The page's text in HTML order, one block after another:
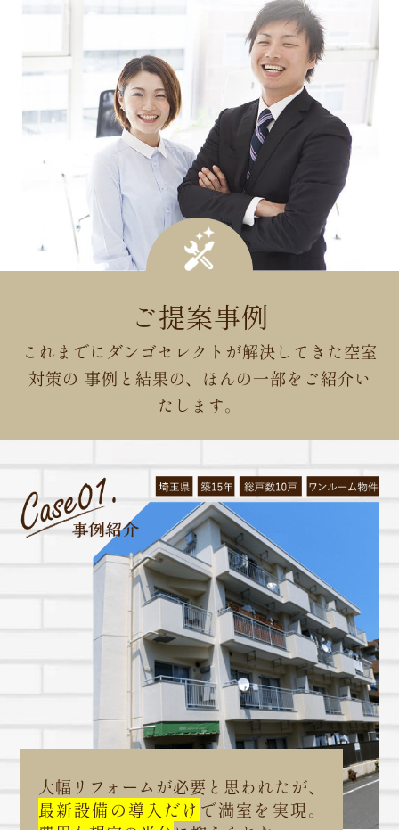
ご提案事例
これまでにダンゴセレクトが解決してきた空室
対策の 事例と結果の、ほんの一部をご紹介い
たします。
大幅リフォームが必要と思われたが、
最新設備の導入だけ で満室を実現。